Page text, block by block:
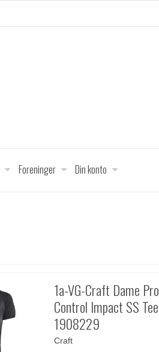
Foreninger Din konto
1a-VG-Craft Dame Pro
Control Impact SS Tee
1908229
Craft